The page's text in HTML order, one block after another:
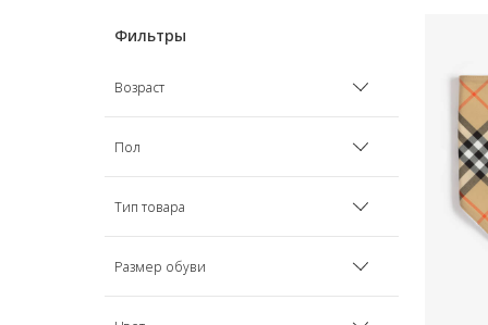
Возраст
Рожденные раньше срока
0 мес
3 мес
Пол
Мальчик
Девочка
Тип товара
Аксессуары
Размер обуви